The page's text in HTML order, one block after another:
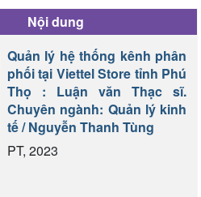
Nội dung
Quản lý hệ thống kênh phân
phối tại Viettel Store tỉnh Phú
Thọ : Luận văn Thạc sĩ.
Chuyên ngành: Quản lý kinh
tế / Nguyễn Thanh Tùng
PT, 2023